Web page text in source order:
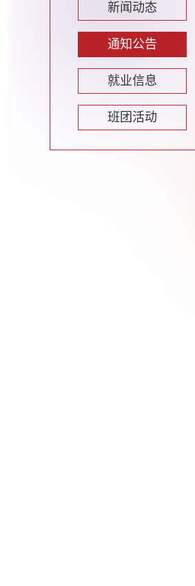
新闻动态
通知公告
就业信息
班团活动